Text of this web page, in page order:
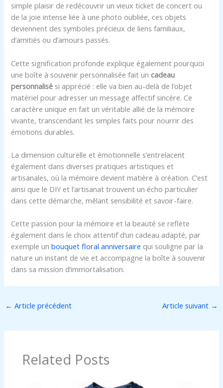
simple plaisir de redécouvrir un vieux ticket de concert ou
de la joie intense liée à une photo oubliée, ces objets
deviennent des symboles précieux de liens familiaux,
d’amitiés ou d’amours passés.
Cette signification profonde explique également pourquoi
une boîte à souvenir personnalisée fait un cadeau
personnalisé si apprécié : elle va bien au-delà de l’objet
matériel pour adresser un message affectif sincère. Ce
caractère unique en fait un véritable allié de la mémoire
vivante, transcendant les simples faits pour nourrir des
émotions durables.
La dimension culturelle et émotionnelle s’entrelacent
également dans diverses pratiques artistiques et
artisanales, où la mémoire devient matière à création. C’est
ainsi que le DIY et l’artisanat trouvent un écho particulier
dans cette démarche, mêlant sensibilité et savoir-faire.
Cette passion pour la mémoire et la beauté se reflète
également dans le choix attentif d’un cadeau adapté, par
exemple unbouquet floral anniversaire qui souligne par la
nature un instant de vie et accompagne la boîte à souvenir
dans sa mission d’immortalisation.
← Article précédent Article suivant →
Related Posts